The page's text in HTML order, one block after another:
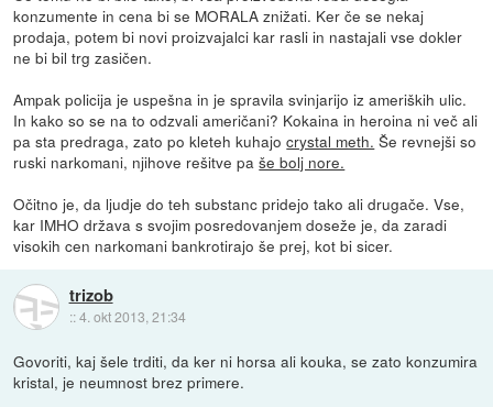
konzumente in cena bi se MORALA znižati. Ker če se nekaj
prodaja, potem bi novi proizvajalci kar rasli in nastajali vse dokler
ne bi bil trg zasičen.
Ampak policija je uspešna in je spravila svinjarijo iz ameriških ulic.
In kako so se na to odzvali američani? Kokaina in heroina ni več ali
pa sta predraga, zato po kleteh kuhajocrystal meth. Še revnejši so
ruski narkomani, njihove rešitve paše bolj nore.
Očitno je, da ljudje do teh substanc pridejo tako ali drugače. Vse,
kar IMHO država s svojim posredovanjem doseže je, da zaradi
visokih cen narkomani bankrotirajo še prej, kot bi sicer.
trizob
::4. okt 2013, 21:34
Govoriti, kaj šele trditi, da ker ni horsa ali kouka, se zato konzumira
kristal, je neumnost brez primere.